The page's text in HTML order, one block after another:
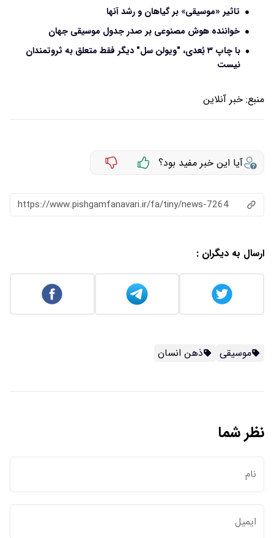
تاثیر «موسیقی» بر گیاهان و رشد آنها
خواننده هوش مصنوعی بر صدر جدول موسیقی جهان
با چاپ ۳ بُعدی، "ویولن سل" دیگر فقط متعلق به ثروتمندان
نیست
منبع: خبر آنلاین
آیا این خبر مفید بود؟
https://www.pishgamfanavari.ir/fa/tiny/news-7264
ارسال به دیگران :
موسیقی ذهن انسان
نظر شما